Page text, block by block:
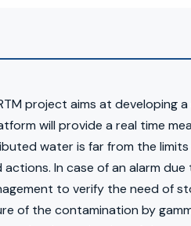
project aims at
will provide a real time
water is far from the
In case of an alarm
to verify the need of
of the contamination by